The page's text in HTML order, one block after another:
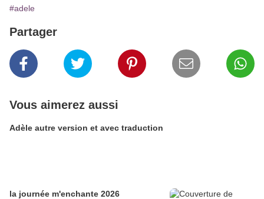
#adele
Partager
Vous aimerez aussi
Adèle autre version et avec traduction
la journée m'enchante 2026